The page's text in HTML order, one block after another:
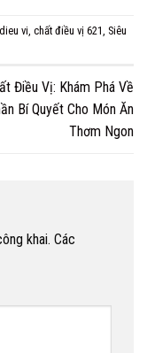
vi chất điều vị 621 Siêu
Điều Vị: Khám Phá Về
Bí Quyết Cho Món Ăn
Thơm Ngon
khai. Các